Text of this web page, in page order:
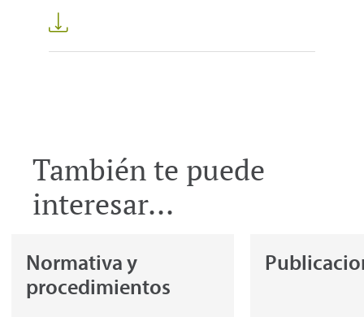
También te puede
interesar...
Normativa y
procedimientos